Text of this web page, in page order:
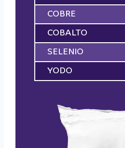
COBRE
COBALTO
SELENIO
YODO